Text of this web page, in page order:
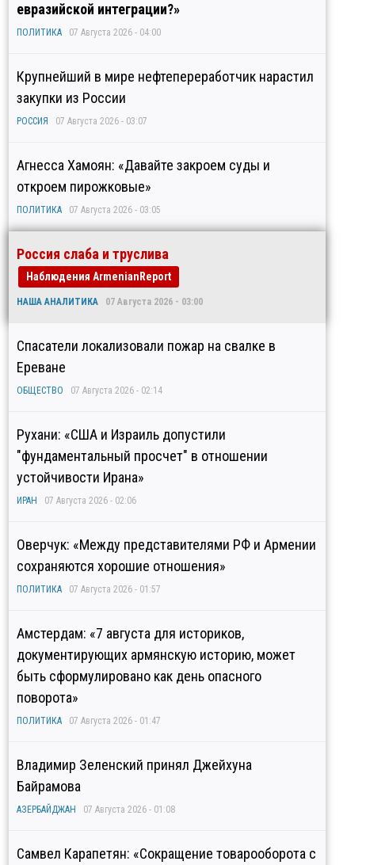
евразийской интеграции?»
ПОЛИТИКА 07 Августа 2026 - 04:00
Крупнейший в мире нефтепереработчик нарастил
закупки из России
РОССИЯ 07 Августа 2026 - 03:07
Агнесса Хамоян: «Давайте закроем суды и
откроем пирожковые»
ПОЛИТИКА 07 Августа 2026 - 03:05
Россия слаба и труслива
Наблюдения ArmenianReport
НАША АНАЛИТИКА 07 Августа 2026 - 03:00
Спасатели локализовали пожар на свалке в
Ереване
ОБЩЕСТВО 07 Августа 2026 - 02:14
Рухани: «США и Израиль допустили
"фундаментальный просчет" в отношении
устойчивости Ирана»
ИРАН 07 Августа 2026 - 02:06
Оверчук: «Между представителями РФ и Армении
сохраняются хорошие отношения»
ПОЛИТИКА 07 Августа 2026 - 01:57
Амстердам: «7 августа для историков,
документирующих армянскую историю, может
быть сформулировано как день опасного
поворота»
ПОЛИТИКА 07 Августа 2026 - 01:47
Владимир Зеленский принял Джейхуна
Байрамова
АЗЕРБАЙДЖАН 07 Августа 2026 - 01:08
Самвел Карапетян: «Сокращение товарооборота с